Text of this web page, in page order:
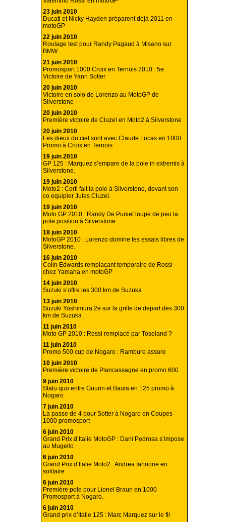
23 juin 2010
Ducati et Nicky Hayden préparent déjà 2011 en
motoGP
22 juin 2010
Roulage test pour Randy Pagaud à Misano sur
BMW
21 juin 2010
Promosport 1000 Croix en Ternois 2010 : 5e
Victoire de Yann Sotter
20 juin 2010
Victoire en solo de Lorenzo au MotoGP de
Silverstone
20 juin 2010
Première victoire de Cluzel en Moto2 à Silverstone
20 juin 2010
Les dieux du ciel sont avec Claude Lucas en 1000
Promo à Croix en Ternois
19 juin 2010
GP 125 : Marquez s’empare de la pole in extremis à
Silverstone.
19 juin 2010
Moto2 : Corti fait la pole à Silverstone, devant son
co equipier Jules Cluzel.
19 juin 2010
Moto GP 2010 : Randy De Puniet loupe de peu la
pole position à Silverstone.
18 juin 2010
MotoGP 2010 : Lorenzo domine les essais libres de
Silverstone.
16 juin 2010
Colin Edwards remplaçant temporaire de Rossi
chez Yamaha en motoGP
14 juin 2010
Suzuki s’offre les 300 km de Suzuka
13 juin 2010
Suzuki Yoshimura 2e sur la grille de depart des 300
km de Suzuka
11 juin 2010
Moto GP 2010 : Rossi remplacé par Toseland ?
11 juin 2010
Promo 500 cup de Nogaro : Rambure assure
10 juin 2010
Première victoire de Plancassagne en promo 600
9 juin 2010
Statu quo entre Gourin et Bauta en 125 promo à
Nogaro
7 juin 2010
La passe de 4 pour Sotter à Nogaro en Coupes
1000 promosport
6 juin 2010
Grand Prix d’Italie MotoGP : Dani Pedrosa s’impose
au Mugello
6 juin 2010
Grand Prix d’Italie Moto2 : Andrea Iannone en
solitaire
6 juin 2010
Première pole pour Lionel Braun en 1000
Promosport à Nogaro.
6 juin 2010
Grand prix d’Italie 125 : Marc Marquez sur le fil